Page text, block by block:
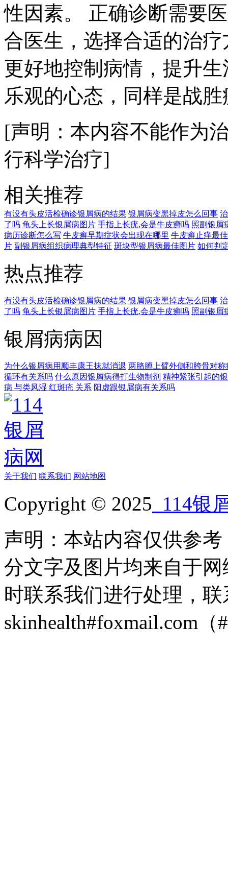
性因素。 正确诊断需要
合医生，选择合适的治
更好地控制病情，提升
乐观的心态，同样是战
[声明：本内容不能作为
行科学治疗]
相关推荐
有没有头皮活检确诊银屑病的结果 银屑病变黑掉皮怎么回事
了吗 龟头上长银屑病图片 手指上长疣,会是牛皮癣吗 照副银屑
病历诊断怎么写 牛皮癣早期症状会出现在哪里 牛皮癣止痒最
片 副银屑病组织病理典型特征 斑块型银屑病最佳图片 如何判
热点推荐
有没有头皮活检确诊银屑病的结果 银屑病变黑掉皮怎么回事
了吗 龟头上长银屑病图片 手指上长疣,会是牛皮癣吗 照副银屑
银屑病病因
为什么银屑病用顺丰康王抹就消退 两胳膊上臂外侧和胯骨对
循环有关系吗 什么原因银屑病得打生物制剂 精神紧张引起的
病 与类风湿 红斑疮 关系 阳虚跟银屑病有关系吗
关于我们 联系我们 网站地图
Copyright © 2025 114银
声明：本站内容仅供参
分文字及图片均来自于
时联系我们进行处理，
skinhealth#foxmail.com（